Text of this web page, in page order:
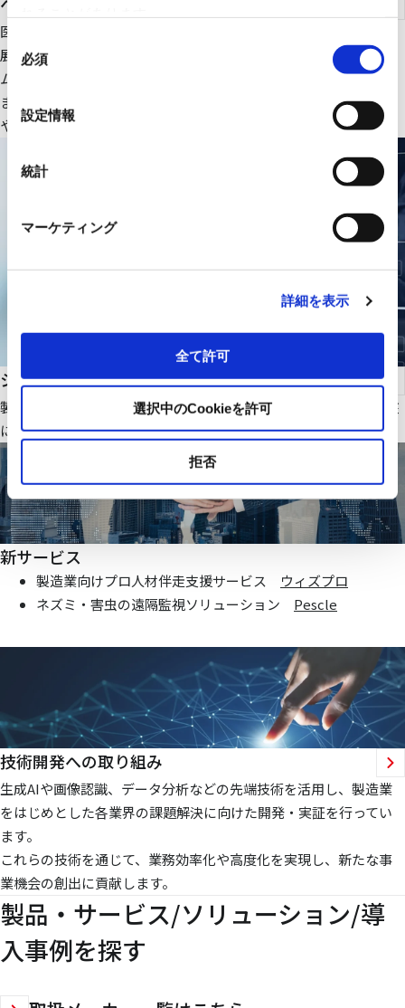
同
意
の
選
択
必須
設定情報
統計
マーケティング
詳細を表示
全て許可
選択中のCookieを許可
拒否
医療ＩＴ・ＤＸ関連のＩＴ機器、大型医療機器周辺設備を中心に
展開。さらにＲＹＯＤＥＮオリジナルの医療画像一元管理システ
ムの販売をはじめ、医療機関の様々な課題解決に貢献します。
また、幅広いパートナーシップで、最適な医療ITソリューション
や機器・設備を提供します。
システムインテグレーション
製造業・ファシリティ分野で当社オリジナルのIoTシステムを基盤
にお客様価値向上に貢献する仕組みを提供いたします
新サービス
製造業向けプロ人材伴走支援サービス ウィズプロ
ネズミ・害虫の遠隔監視ソリューション Pescle
技術開発への取り組み
生成AIや画像認識、データ分析などの先端技術を活用し、製造業
をはじめとした各業界の課題解決に向けた開発・実証を行ってい
ます。
これらの技術を通じて、業務効率化や高度化を実現し、新たな事
業機会の創出に貢献します。
製品・サービス/ソリューション/導
入事例を探す